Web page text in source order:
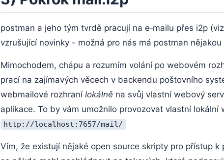
postman a jeho tým tvrdě pracují na e‑mailu přes i2p (viz
vzrušující novinky - možná pro nás má postman nějakou
Mimochodem, chápu a rozumím volání po webovém
prací na zajímavých věcech v backendu poštovního
webmailové rozhraní lokálně na svůj vlastní webový
aplikace. To by vám umožnilo provozovat vlastní lokální
http://localhost:7657/mail/
Vím, že existují nějaké open source skripty pro přístup